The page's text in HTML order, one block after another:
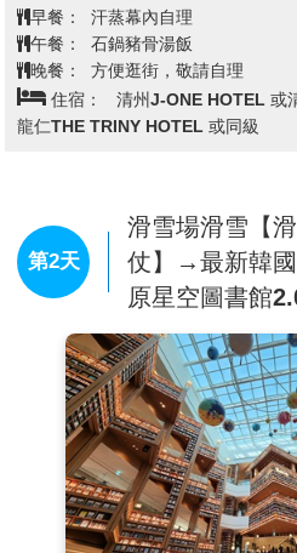
台上眺望，走在上面就像走在
刺激，此處最特別的是可以把
收眼底。
【忠州湖碎冰船】丹陽忠州
境內第一的湖畔觀光勝地，特
況，湖面結冰才會有碎冰體驗，如因
法碎冰體驗，敬請見諒。
【島潭三峰】是聳立在呈'S'
的三塊岩石。在河流中心有
能在此才得一見。這裡有一
那塊大岩石是夫峰，右邊的
說就是有關這幾個名字的。
【九景市場】屬於忠清北道
場，至今仍保留韓國鄉下市
受當地居民的生活日常，笑
嬸與爺爺奶奶，帶給旅客與
頭為當地名產，招牌美食蒜
早餐：
汗蒸幕內自理
午餐：
石鍋豬骨湯飯
晚餐：
方便逛街，敬請自理
住宿：
清州J-ONE HOTEL 或
⿓仁THE TRINY HOTEL 或同級
第2天
滑雪場滑雪【
仗】→最新韓
原星空圖書館